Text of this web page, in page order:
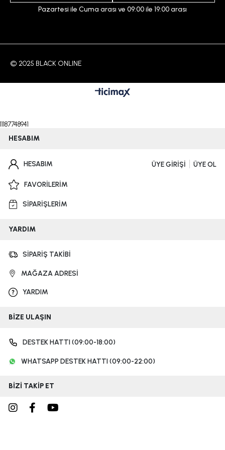
Pazartesi ile Cuma arası ve 09:00 ile 19:00 arası
© 2025 BLACK ONLINE
11187748941
HESABIM
HESABIM ÜYE GİRİŞİ ÜYE OL
FAVORİLERİM
SİPARİŞLERİM
YARDIM
SİPARİŞ TAKİBİ
MAĞAZA ADRESİ
YARDIM
BİZE ULAŞIN
DESTEK HATTI (09:00-18:00)
WHATSAPP DESTEK HATTI (09:00-22:00)
BİZİ TAKİP ET